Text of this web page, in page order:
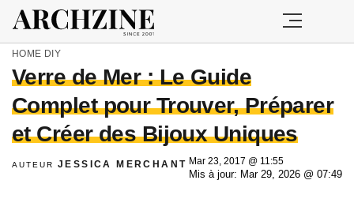
HOME DIY
Verre de Mer : Le Guide
Complet pour Trouver, Préparer
et Créer des Bijoux Uniques
AUTEUR JESSICA MERCHANT Mar 23, 2017 @ 11:55
Mis à jour: Mar 29, 2026 @ 07:49